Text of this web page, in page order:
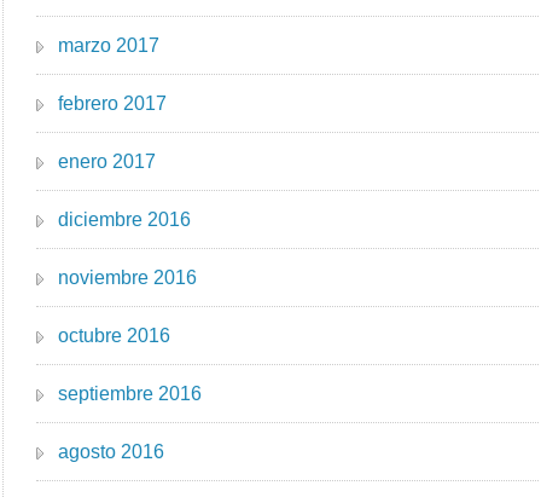
marzo 2017
febrero 2017
enero 2017
diciembre 2016
noviembre 2016
octubre 2016
septiembre 2016
agosto 2016